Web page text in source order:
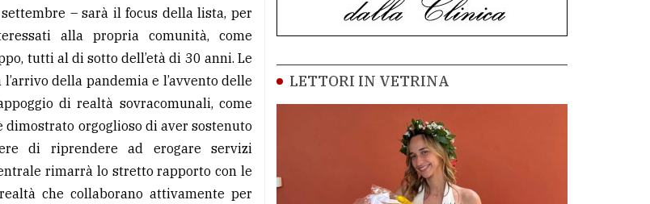
– sarà il focus della lista, per
alla propria comunità, come
tutti al di sotto dell’età di 30 anni. Le
della pandemia e l’avvento delle
di realtà sovracomunali, come
dimostrato orgoglioso di aver sostenuto
di riprendere ad erogare servizi
rimarrà lo stretto rapporto con le
che collaborano attivamente per
LETTORI IN VETRINA